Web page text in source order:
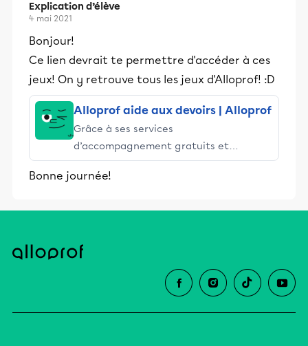
Explication d’élève
4 mai 2021
Bonjour!
Ce lien devrait te permettre d'accéder à ces
jeux! On y retrouve tous les jeux d'Alloprof! :D
Alloprof aide aux devoirs | Alloprof
Grâce à ses services
d’accompagnement gratuits et
stimulants, Alloprof engage les élèves
et leurs parents dans la réussite
Bonne journée!